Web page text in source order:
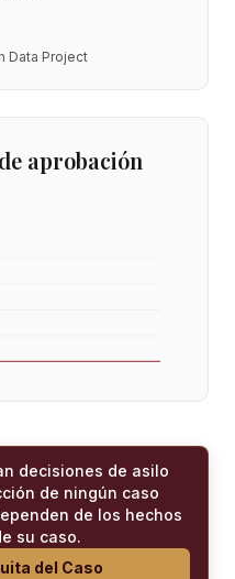
Data Project
aprobación
decisiones de asilo
de ningún caso
de los hechos
su caso.
del Caso